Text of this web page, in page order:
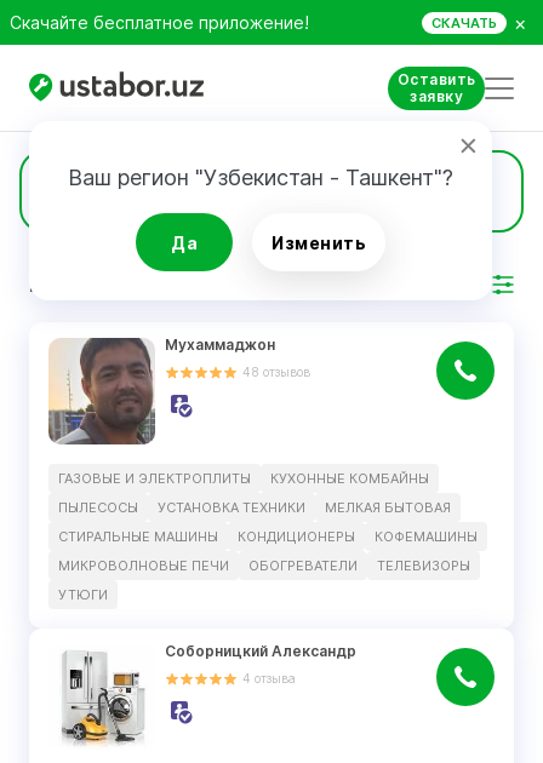
Скачайте бесплатное приложение! СКАЧАТЬ ×
Оставить
заявку
Ваш регион "Узбекистан - Ташкент"?
Да Изменить
Утюги 63
РЕЗУЛЬТАТ
Мухаммаджон
48 отзывов
ГАЗОВЫЕ И ЭЛЕКТРОПЛИТЫ
КУХОННЫЕ КОМБАЙНЫ
ПЫЛЕСОСЫ
УСТАНОВКА ТЕХНИКИ
МЕЛКАЯ БЫТОВАЯ
СТИРАЛЬНЫЕ МАШИНЫ
КОНДИЦИОНЕРЫ
КОФЕМАШИНЫ
МИКРОВОЛНОВЫЕ ПЕЧИ
ОБОГРЕВАТЕЛИ
ТЕЛЕВИЗОРЫ
УТЮГИ
Соборницкий Александр
4 отзыва